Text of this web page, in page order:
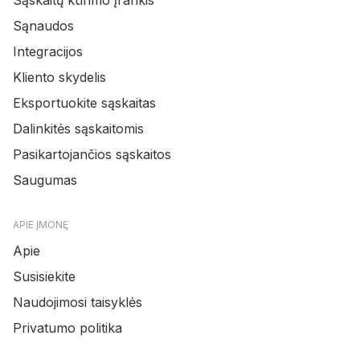
Sąnaudos
Integracijos
Kliento skydelis
Eksportuokite sąskaitas
Dalinkitės sąskaitomis
Pasikartojančios sąskaitos
Saugumas
APIE ĮMONĘ
Apie
Susisiekite
Naudojimosi taisyklės
Privatumo politika